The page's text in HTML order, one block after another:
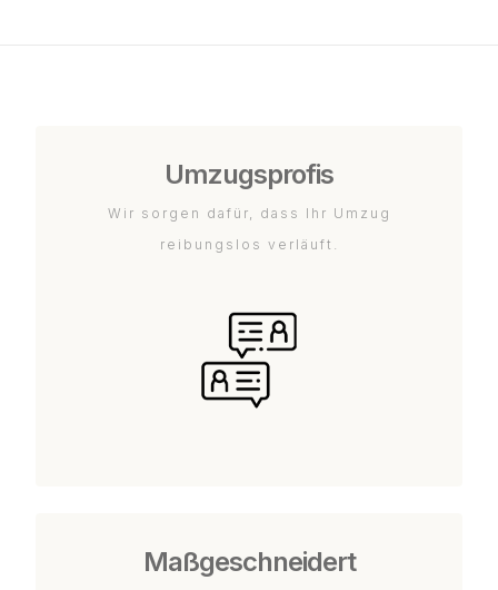
Umzugsprofis
Wir sorgen dafür, dass Ihr Umzug
reibungslos verläuft.
Maßgeschneidert